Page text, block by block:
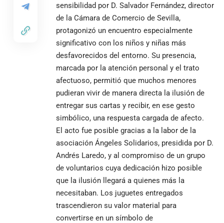
sensibilidad por D. Salvador Fernández, director
de la Cámara de Comercio de Sevilla,
protagonizó un encuentro especialmente
significativo con los niños y niñas más
desfavorecidos del entorno. Su presencia,
marcada por la atención personal y el trato
afectuoso, permitió que muchos menores
pudieran vivir de manera directa la ilusión de
entregar sus cartas y recibir, en ese gesto
simbólico, una respuesta cargada de afecto.
El acto fue posible gracias a la labor de la
asociación Ángeles Solidarios, presidida por D.
Andrés Laredo, y al compromiso de un grupo
de voluntarios cuya dedicación hizo posible
que la ilusión llegará a quienes más la
necesitaban. Los juguetes entregados
trascendieron su valor material para
convertirse en un símbolo de